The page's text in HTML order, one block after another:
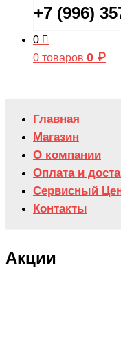
+7 (996)
0
0 товаров 0 ₽
Главная
Магазин
О компании
Оплата и
Сервисный
Контакты
Акции